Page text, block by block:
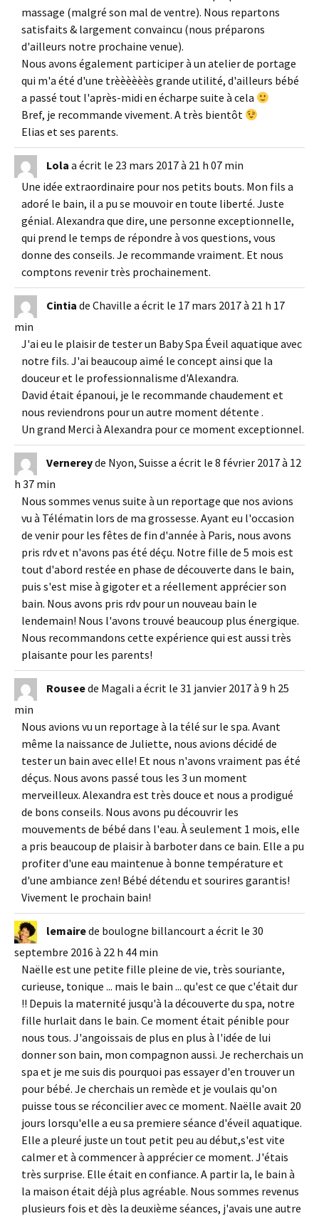
massage (malgré son mal de ventre). Nous repartons
satisfaits & largement convaincu (nous préparons
d'ailleurs notre prochaine venue).
Nous avons également participer à un atelier de portage
qui m'a été d'une trèèèèèès grande utilité, d'ailleurs bébé
a passé tout l'après-midi en écharpe suite à cela
Bref, je recommande vivement. A très bientôt
Elias et ses parents.
Lola a écrit le 23 mars 2017à 21 h 07 min
Une idée extraordinaire pour nos petits bouts. Mon fils a
adoré le bain, il a pu se mouvoir en toute liberté. Juste
génial. Alexandra que dire, une personne exceptionnelle,
qui prend le temps de répondre à vos questions, vous
donne des conseils. Je recommande vraiment. Et nous
comptons revenir très prochainement.
Cintia de Chaville a écrit le 17 mars 2017à 21 h 17
min
J'ai eu le plaisir de tester un Baby Spa Éveil aquatique avec
notre fils. J'ai beaucoup aimé le concept ainsi que la
douceur et le professionnalisme d'Alexandra.
David était épanoui, je le recommande chaudement et
nous reviendrons pour un autre moment détente .
Un grand Merci à Alexandra pour ce moment exceptionnel.
Vernereyde Nyon, Suisse a écrit le 8 février 2017à 12
h 37 min
Nous sommes venus suite à un reportage que nos avions
vu à Télématin lors de ma grossesse. Ayant eu l'occasion
de venir pour les fêtes de fin d'année à Paris, nous avons
pris rdv et n'avons pas été déçu. Notre fille de 5 mois est
tout d'abord restée en phase de découverte dans le bain,
puis s'est mise à gigoter et a réellement apprécier son
bain. Nous avons pris rdv pour un nouveau bain le
lendemain! Nous l'avons trouvé beaucoup plus énergique.
Nous recommandons cette expérience qui est aussi très
plaisante pour les parents!
Rouseede Magali a écrit le 31 janvier 2017à 9 h 25
min
Nous avions vu un reportage à la télé sur le spa. Avant
même la naissance de Juliette, nous avions décidé de
tester un bain avec elle! Et nous n'avons vraiment pas été
déçus. Nous avons passé tous les 3 un moment
merveilleux. Alexandra est très douce et nous a prodigué
de bons conseils. Nous avons pu découvrir les
mouvements de bébé dans l'eau. À seulement 1 mois, elle
a pris beaucoup de plaisir à barboter dans ce bain. Elle a pu
profiter d'une eau maintenue à bonne température et
d'une ambiance zen! Bébé détendu et sourires garantis!
Vivement le prochain bain!
lemairede boulogne billancourt a écrit le 30
septembre 2016 à 22 h 44 min
Naëlle est une petite fille pleine de vie, très souriante,
curieuse, tonique ... mais le bain ... qu'est ce que c'était dur
!! Depuis la maternité jusqu'à la découverte du spa, notre
fille hurlait dans le bain. Ce moment était pénible pour
nous tous. J'angoissais de plus en plus à l'idée de lui
donner son bain, mon compagnon aussi. Je recherchais un
spa et je me suis dis pourquoi pas essayer d'en trouver un
pour bébé. Je cherchais un remède et je voulais qu'on
puisse tous se réconcilier avec ce moment. Naëlle avait 20
jours lorsqu'elle a eu sa premiere séance d'éveil aquatique.
Elle a pleuré juste un tout petit peu au début,s'est vite
calmer et à commencer à apprécier ce moment. J'étais
très surprise. Elle était en confiance. A partir la, le bain à
la maison était déjà plus agréable. Nous sommes revenus
plusieurs fois et dès la deuxième séances, j'avais une autre